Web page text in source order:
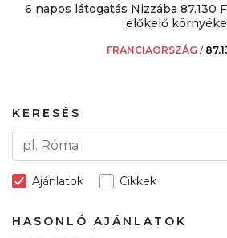
6 napos látogatás Nizzába 87.130
előkelő
FRANCIAORSZÁG /
KERESÉS
Ajánlatok Cikkek
HASONLÓ AJÁNLATOK